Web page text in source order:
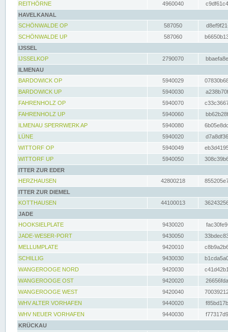
REITHÖRNE
4960040
HAVELKANAL
SCHÖNWALDE OP
587050
SCHÖNWALDE UP
587060
IJSSEL
IJSSELKOP
2790070
ILMENAU
BARDOWICK OP
5940029
BARDOWICK UP
5940030
FAHRENHOLZ OP
5940070
FAHRENHOLZ UP
5940060
ILMENAU SPERRWERK AP
5940080
LÜNE
5940020
WITTORF OP
5940049
WITTORF UP
5940050
ITTER ZUR EDER
HERZHAUSEN
42800218
ITTER ZUR DIEMEL
KOTTHAUSEN
44100013
JADE
HOOKSIELPLATE
9430020
JADE-WESER-PORT
9430050
MELLUMPLATE
9420010
SCHILLIG
9430030
WANGEROOGE NORD
9420030
WANGEROOGE OST
9420020
WANGEROOGE WEST
9420040
WHV ALTER VORHAFEN
9440020
WHV NEUER VORHAFEN
9440030
KRÜCKAU